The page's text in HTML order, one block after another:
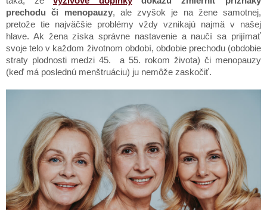
prechodu či menopauzy, ale zvyšok je na žene samotnej,
pretože tie najväčšie problémy vždy vznikajú najmä v našej
hlave. Ak žena získa správne nastavenie a naučí sa prijímať
svoje telo v každom životnom období, obdobie prechodu (obdobie
straty plodnosti medzi 45. a 55. rokom života) či menopauzy
(keď má poslednú menštruáciu) ju nemôže zaskočiť.